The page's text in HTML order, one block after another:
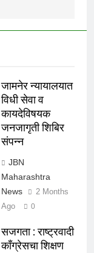
जामनेर न्यायालयात
विधी सेवा व
कायदेविषयक
जनजागृती शिबिर
संपन्न
JBN
Maharashtra
News
2 Months
Ago
0
सजगता : राष्ट्रवादी
काँग्रेसचा शिक्षण